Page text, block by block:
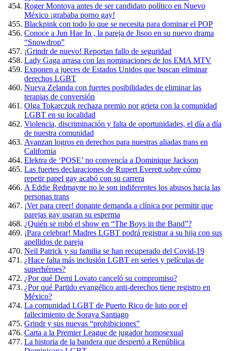
Roger Montoya antes de ser candidato político en Nuevo
México ¡grababa porno gay!
Blackpink con todo lo que se necesita para dominar el POP
Conoce a Jun Hae In , la pareja de Jisoo en su nuevo drama
“Snowdrop”
¡Grindr de nuevo! Reportan fallo de seguridad
Lady Gaga arrasa con las nominaciones de los EMA MTV
Exponen a jueces de Estados Unidos que buscan eliminar
derechos LGBT
Nueva Zelanda con fuertes posibilidades de eliminar las
terapias de conversión
Olga Tokarczuk rechaza premio por grieta con la comunidad
LGBT en su localidad
Violencia, discriminación y falta de oportunidades, el día a día
de nuestra comunidad
Avanzan logros en derechos para nuestras aliadas trans en
California
Elektra de ‘POSE’ no convencía a Dominique Jackson
Las fuertes declaraciones de Rupert Everett sobre cómo
repetir papel gay acabó con su carrera
A Eddie Redmayne no le son indiferentes los abusos hacia las
personas trans
¡Ver para creer! donante demanda a clínica por permitir que
parejas gay usaran su esperma
¿Quién se robó el show en “The Boys in the Band”?
¡Para celebrar! Madres LGBT podrá registrar a su hija con sus
apellidos de pareja
Neil Patrick y su familia se han recuperado del Covid-19
¿Hace falta más inclusión LGBT en series y películas de
superhéroes?
¿Por qué Demi Lovato canceló su compromiso?
¿Por qué Partido evangélico anti-derechos tiene registro en
México?
La comunidad LGBT de Puerto Rico de luto por el
fallecimiento de Soraya Santiago
Grindr y sus nuevas “prohibiciones”
Carta a la Premier League de jugador homosexual
La historia de la bandera que despertó a República